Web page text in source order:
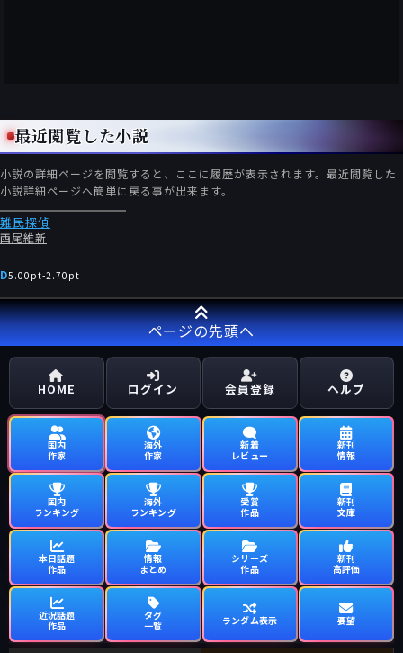
最近閲覧した小説
小説の詳細ページを閲覧すると、ここに履歴が表示されます。最近閲覧した
小説詳細ページへ簡単に戻る事が出来ます。
難民探偵
西尾維新
D5.00pt-2.70pt
ページの先頭へ
HOME ログイン 会員登録 ヘルプ
国内
作家
海外
作家
新着
レビュー
新刊
情報
国内
ランキング
海外
ランキング
受賞
作品
新刊
文庫
本日話題
作品
情報
まとめ
シリーズ
作品
新刊
高評価
近況話題
作品
タグ
一覧
ランダム表示 要望